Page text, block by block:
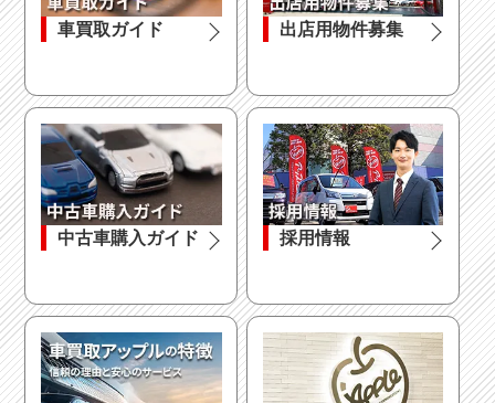
車買取ガイド 出店用物件募集
中古車購入ガイド 採用情報